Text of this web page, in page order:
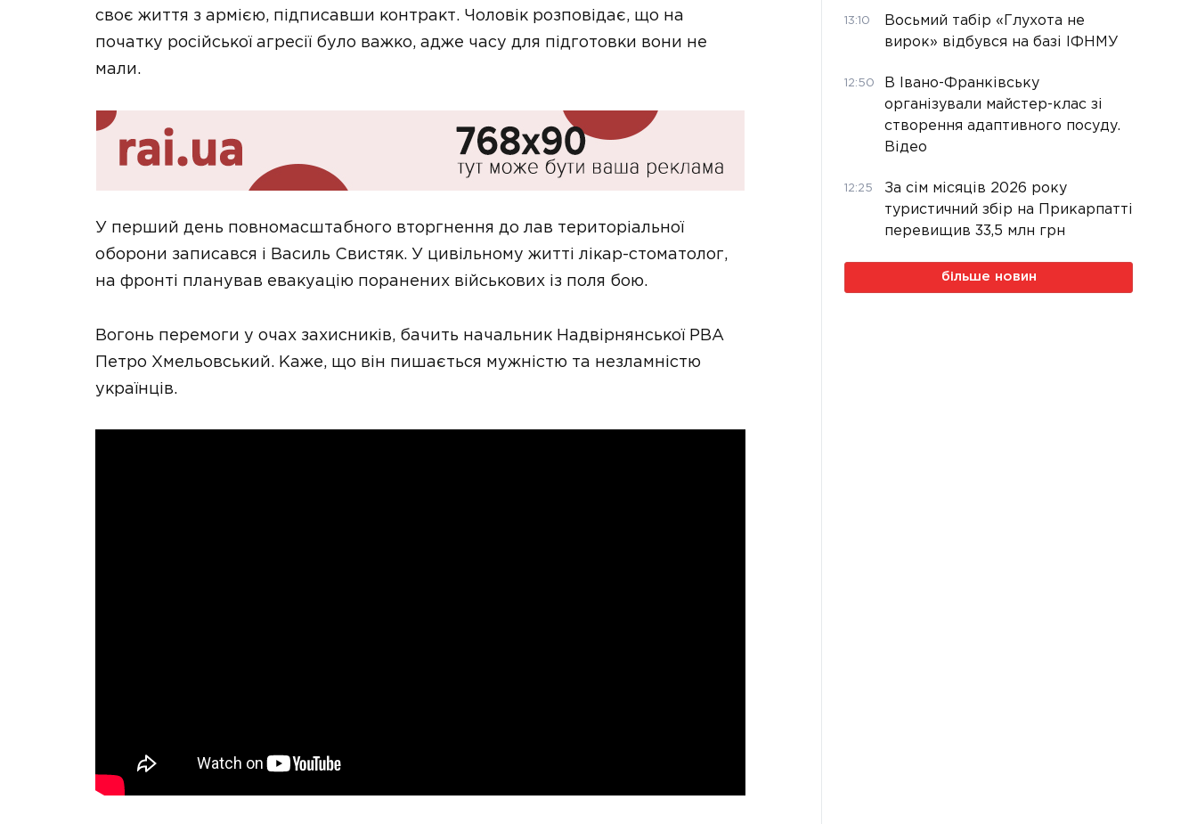
своє життя з армією, підписавши контракт. Чоловік розповідає, що на
початку російської агресії було важко, адже часу для підготовки вони не
мали.
У перший день повномасштабного вторгнення до лав територіальної
оборони записався і Василь Свистяк. У цивільному житті лікар-стоматолог,
на фронті планував евакуацію поранених військових із поля бою.
Вогонь перемоги у очах захисників, бачить начальник Надвірнянської РВА
Петро Хмельовський. Каже, що він пишається мужністю та незламністю
українців.
13:10
Восьмий табір «Глухота не
вирок» відбувся на базі ІФНМУ
12:50
В Івано-Франківську
організували майстер-клас зі
створення адаптивного посуду.
Відео
12:25
За сім місяців 2026 року
туристичний збір на Прикарпатті
перевищив 33,5 млн грн
більше новин